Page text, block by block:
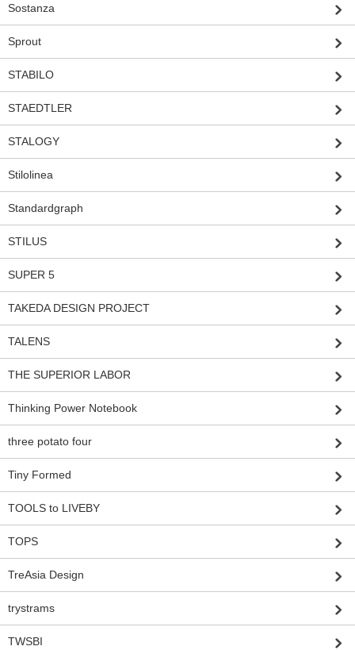
Sostanza
Sprout
STABILO
STAEDTLER
STALOGY
Stilolinea
Standardgraph
STILUS
SUPER 5
TAKEDA DESIGN PROJECT
TALENS
THE SUPERIOR LABOR
Thinking Power Notebook
three potato four
Tiny Formed
TOOLS to LIVEBY
TOPS
TreAsia Design
trystrams
TWSBI